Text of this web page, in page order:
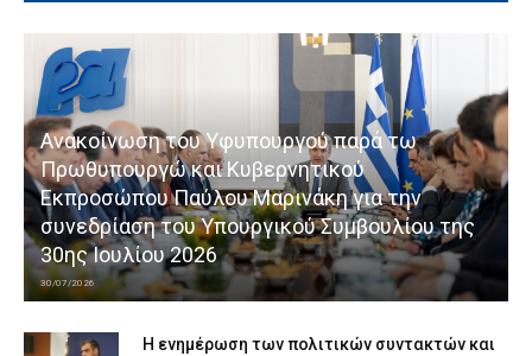
Ανακοίνωση του Υφυπουργού παρά τω
Πρωθυπουργώ και Κυβερνητικού
Εκπροσώπου Παύλου Μαρινάκη για την
συνεδρίαση του Υπουργικού Συμβουλίου της
30ης Ιουλίου 2026
30/07/2026
Η ενημέρωση των πολιτικών συντακτών και